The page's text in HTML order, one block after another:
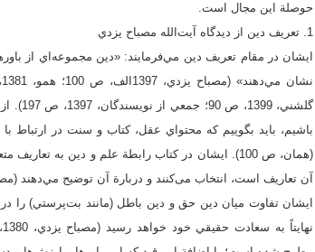
حوصلة این مجال است.
1. تعريف دين از ديدگاه آيت‌الله مصباح يزدي
ايشان در مقام تعريف دين مي‌فرمايند: «دين مجموعه‌اي از
باشيم، بايد بگوييم که محتواي عقل، کتاب و سنت در
(همان، ص 100). ايشان در کتاب رابطة علم و دين به
آن تعاريف است، انتخاب می‌کنند و دربارة آن توضيح مي‌دهند (مصباح يزدي،
ايشان تفاوت ميان دين حق و دين باطل (مانند بت‌پرستي) را